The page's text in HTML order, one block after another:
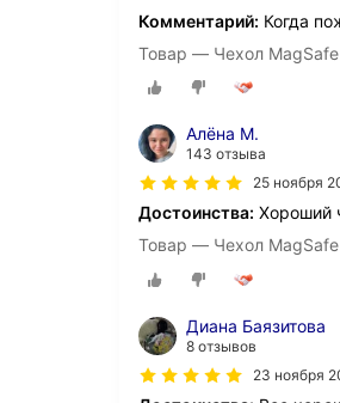
Комментарий: Когда
Товар — Чехол
Алёна М.
143 отзыва
25 ноября
Достоинства: Хороший
Товар — Чехол
Диана Баязитова
8 отзывов
23 ноября